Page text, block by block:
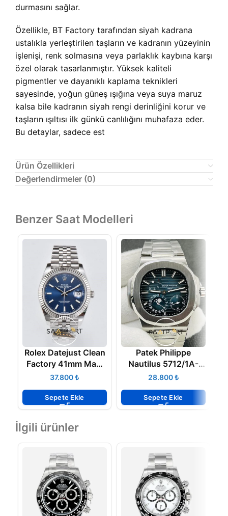
durmasını sağlar.
Özellikle, BT Factory tarafından siyah kadrana
ustalıkla yerleştirilen taşların ve kadranın yüzeyinin
işlenişi, renk solmasına veya parlaklık kaybına karşı
özel olarak tasarlanmıştır. Yüksek kaliteli
pigmentler ve dayanıklı kaplama teknikleri
sayesinde, yoğun güneş ışığına veya suya maruz
kalsa bile kadranın siyah rengi derinliğini korur ve
taşların ışıltısı ilk günkü canlılığını muhafaza eder.
Bu detaylar, sadece est
Ürün Özellikleri
Değerlendirmeler (0)
Benzer Saat Modelleri
Rolex Datejust Clean
Factory 41mm Mavi
Kadran 904L Jubile
ETA
₺
Sepete Ekle
Patek Philippe
Nautilus 5712/1A-
001 V1₺
Sepete Ekle
İlgili ürünler